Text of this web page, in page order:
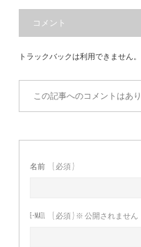
コメント
トラックバックは利用できません。
この記事へのコメントはあり
名前 ( 必須 )
E-MAIL ( 必須 ) ※ 公開されません